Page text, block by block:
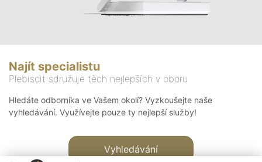
Najít specialistu
Plebiscit sdružuje těch nejlepších v oboru
Hledáte odborníka ve Vašem okolí? Vyzkoušejte naše
vyhledávání. Využívejte pouze ty nejlepší služby!
Vyhledávání